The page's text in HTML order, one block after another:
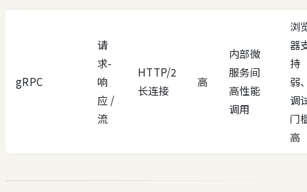
gRPC
请
求-
响
应 /
流
HTTP/2
长连接
高
内部微
服务间
高性能
调用
浏
器
持
弱
调
门
高